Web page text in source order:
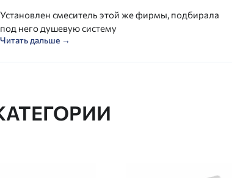
Установлен смеситель этой же фирмы, подбирала
под него душевую систему
Читать дальше →